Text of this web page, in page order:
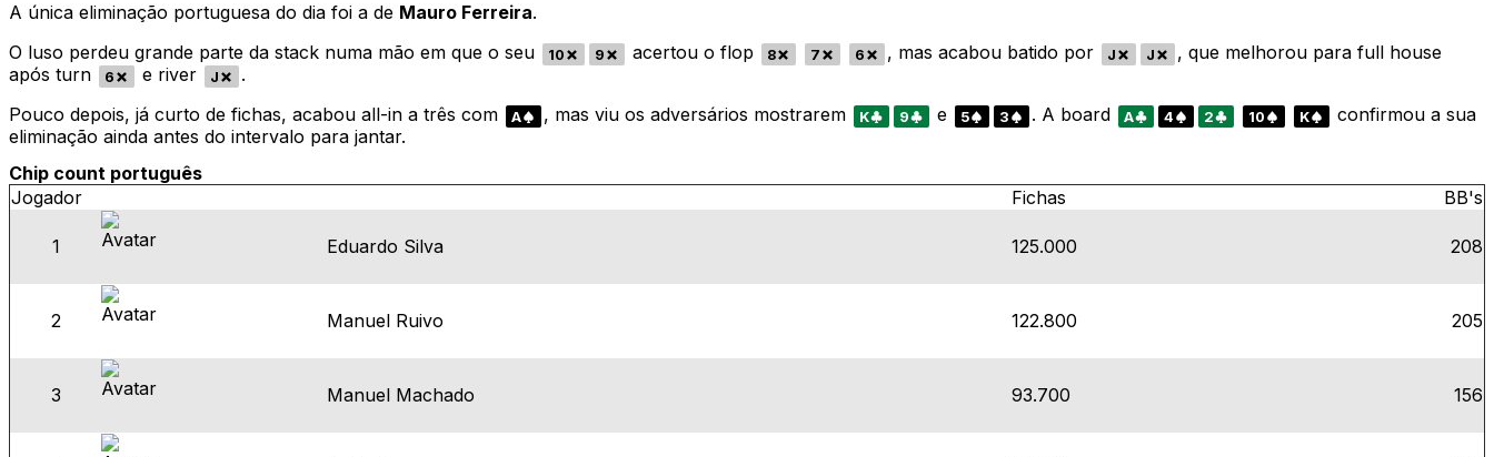
A única eliminação portuguesa do dia foi a de Mauro Ferreira.
O luso perdeu grande parte da stack numa mão em que o seu
10 9 acertou o flop 8 7 6 , mas acabou batido por J J
, que melhorou para full house
após turn
6 e river J
.
Pouco depois, já curto de fichas, acabou all-in a três com
A , mas viu os adversários mostrarem K 9 e 5 3 . A board A 4 2 10 K
confirmou a sua
eliminação ainda antes do intervalo para jantar.
Chip count português
Jogador
Fichas BB's
1 Eduardo Silva 125.000 208
2 Manuel Ruivo 122.800 205
3 Manuel Machado 93.700 156